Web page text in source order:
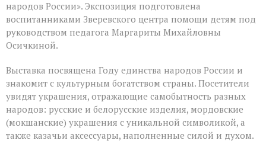
народов России». Экспозиция подготовлена
воспитанниками Зверевского центра помощи детям под
руководством педагога Маргариты Михайловны
Осичкиной.
Выставка посвящена Году единства народов России и
знакомит с культурным богатством страны. Посетители
увидят украшения, отражающие самобытность разных
народов: русские и белорусские изделия, мордовские
(мокшанские) украшения с уникальной символикой, а
также казачьи аксессуары, наполненные силой и духом.